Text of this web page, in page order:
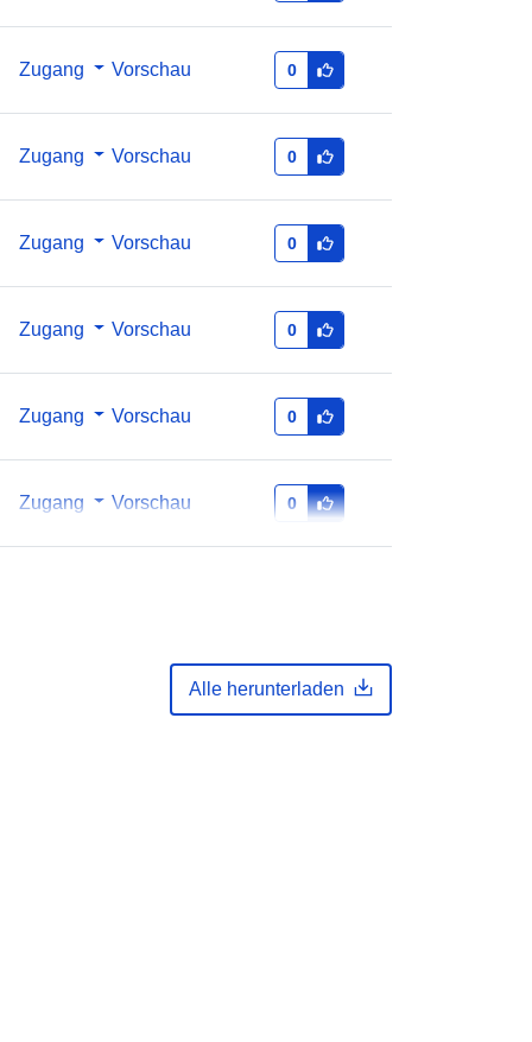
Zugang Vorschau 0
Zugang Vorschau 0
Zugang Vorschau 0
Zugang Vorschau 0
Zugang Vorschau 0
Zugang Vorschau 0
Alle herunterladen
http://data.europa.eu/88u/dataset/58
ad2fc7-c63d-45f2-92e8-
80b6eb47c740
public
annual